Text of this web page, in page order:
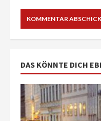
DAS KÖNNTE DICH